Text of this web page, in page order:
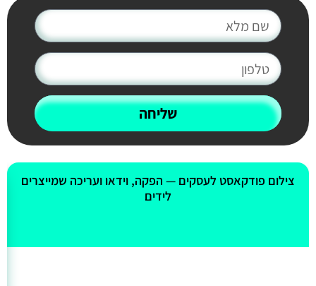
שליחה
אולי יעניין אותך גם
צילום פודקאסט לעסקים — הפקה, וידאו ועריכה שמייצרים
לידים